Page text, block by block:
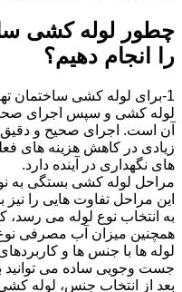
چطور لوله کشی
را انجام دهیم؟
1-برای لوله کشی ساختمان
لوله کشی و سپس اجرای
آن است. اجرای صحیح و دقیق
زیادی در کاهش هزینه های
های نگهداری در آینده دارد.
مراحل لوله کشی بستگی به
این مراحل تفاوت هایی را نیز
به انتخاب نوع لوله می رسد،
همچنین میزان آب مصرفی
لوله ها با جنس ها و
جست وجویی ساده می توانید
بعد از انتخاب جنس، لوله